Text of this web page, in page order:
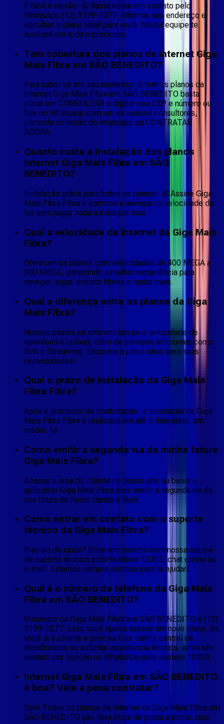
É fácil e rápido! 🤩 Basta entrar em contato pelo
WhatsApp (12) 3199-1077, informar seu endereço e
escolher o plano ideal para você. Nossa equipe te
auxiliará em todo o processo.
Tem cobertura dos planos de internet Giga
Mais Fibra em SÃO BENEDITO?
Para saber se em seu endereço já tem os planos da
Internet Giga Mais Fibra em SÃO BENEDITO basta
clicar em CONSULTAR e digitar seu CEP e número ou
fale no Whatsapp com um de nossos consultores,
clicando no botão do whatsapp ou CONTRATAR
AGORA.
Quanto custa a instalação dos planos
Internet Giga Mais Fibra em SÃO
BENEDITO?
Instalação grátis para todos os planos! 🤩 Assine Giga
Mais Fibra Fibra e comece a navegar na velocidade da
luz sem pagar nada a mais por isso.
Qual a velocidade da internet da Giga Mais
Fibra?
Oferecemos planos com velocidades de 400 MEGA a
800 MEGA, garantindo a melhor experiência para
navegar, jogar, assistir filmes e muito mais.
Qual a diferença entre os planos da Giga
Mais Fibra?
Nossos planos se diferenciam pela velocidade de
download e upload, além de serviços adicionais como
SVA e Streaming. Encontre o plano ideal para suas
necessidades!
Qual o prazo de instalação da Giga Mais
Fibra Fibra?
Após o processo de contratação, a instalação da Giga
Mais Fibra Fibra é realizada em até 5 dias úteis, em
média. 🚀
Como emitir a segunda via da minha fatura
Giga Mais Fibra?
Acesse a área do cliente no nosso site ou baixe o
aplicativo Giga Mais Fibra para emitir a segunda via da
sua fatura de forma rápida e fácil.
Como entrar em contato com o suporte
técnico da Giga Mais Fibra?
Precisa de ajuda? Entre em contato com nossa equipe
de suporte técnico pelo telefone 10353, chat online ou
e-mail. Estamos sempre prontos para te ajudar!
Qual é o número de telefone da Giga Mais
Fibra em SÃO BENEDITO?
O número da Giga Mais Fibra em SÃO BENEDITO é (12)
3199-1077, caso você queira assinar um novo plano. Se
você já é cliente e precisa falar com a central de
atendimento ou solicitar assistência técnica, entre em
contato por ligação ou WhatsApp pelo número 10353.
Internet Giga Mais Fibra em SÃO BENEDITO
é boa? Vale a pena contratar?
Sim! Todos os planos de Internet da Giga Mais Fibra em
SÃO BENEDITO são fibra ótica de ponta a ponta, isso